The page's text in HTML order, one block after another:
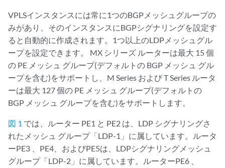
VPLSインスタンスには常に1つのBGPメッシュグループの
みがあり、そのインスタンスにBGPシグナリングを設定す
ると自動的に作成されます。1つ以上のLDPメッシュグル
ープを設定できます。 MX シリーズ ルーターは最大 15 個
の PE メッシュ グループ(デフォルトの BGP メッシュ グル
ープを含む)をサポートし、M Series および T Series ルータ
ーは最大 127 個の PE メッシュ グループ(デフォルトの
BGP メッシュ グループを含む)をサポートします。
図 1 では、ルーター PE1 と PE2 は、LDP シグナリングさ
れたメッシュ グループ「LDP-1」に属しています。ルータ
ーPE3 、PE4、およびPE5は、LDPシグナリングメッシュ
グループ「LDP-2」に属しています。ルーターPE6 、